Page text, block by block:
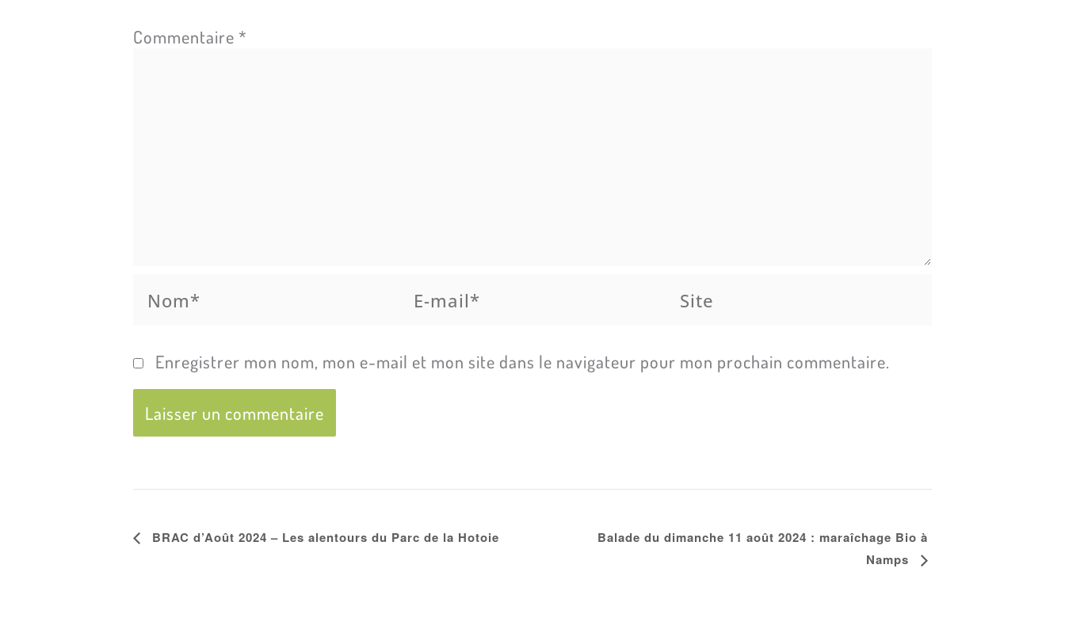
Commentaire *
mail*
Enregistrer mon nom, mon e-mail et mon site dans le navigateur pour mon prochain commentaire.
Navigation
BRAC d’Août 2024 – Les alentours du Parc de la Hotoie
Balade du dimanche 11 août 2024 : maraîchage Bio à
Namps